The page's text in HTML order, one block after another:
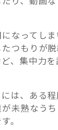
なってしま
つもりが
、集中力
は、ある
未熟なう
。